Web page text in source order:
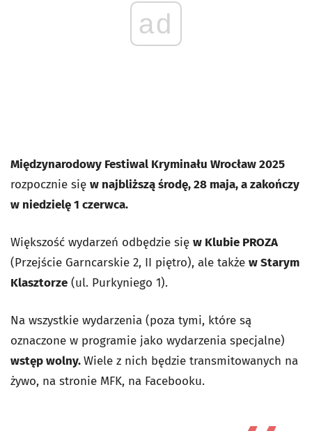
ad
Międzynarodowy Festiwal Kryminału Wrocław 2025
rozpocznie się w najbliższą środę, 28 maja, a zakończy
w niedzielę 1 czerwca.
Większość wydarzeń odbędzie się w Klubie PROZA
(Przejście Garncarskie 2, II piętro), ale także w Starym
Klasztorze (ul. Purkyniego 1).
Na wszystkie wydarzenia (poza tymi, które są
oznaczone w programie jako wydarzenia specjalne)
wstęp wolny.Wiele z nich będzie transmitowanych na
żywo, na stronie MFK, na Facebooku.